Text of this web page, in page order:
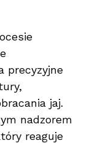
precyzyjne
jaj.
nadzorem
reaguje